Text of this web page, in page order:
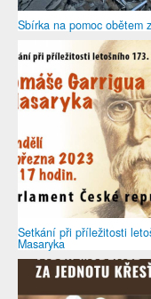
Sbírka na pomoc obětem
Setkání při příležitosti
Masaryka